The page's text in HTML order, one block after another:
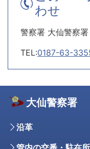
わせ
警察署 大仙警察署
TEL:0187-63-
大仙警察署
沿革